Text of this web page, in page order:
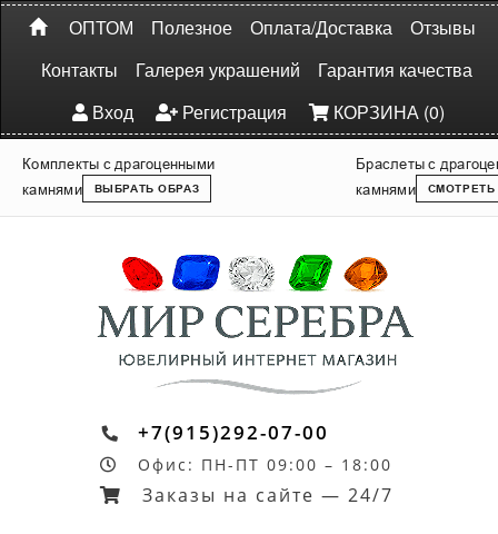
ОПТОМ Полезное Оплата/Доставка
Отзывы
Контакты
Галерея украшений
Гарантия качества
Вход
Регистрация КОРЗИНА (0)
Комплекты с драгоценными
камнями
ВЫБРАТЬ ОБРАЗ
Браслеты с
камнями
СМОТРЕТЬ
+7(915)292-07-00
Офис: ПН-ПТ 09:00 – 18:00
Заказы на сайте — 24/7